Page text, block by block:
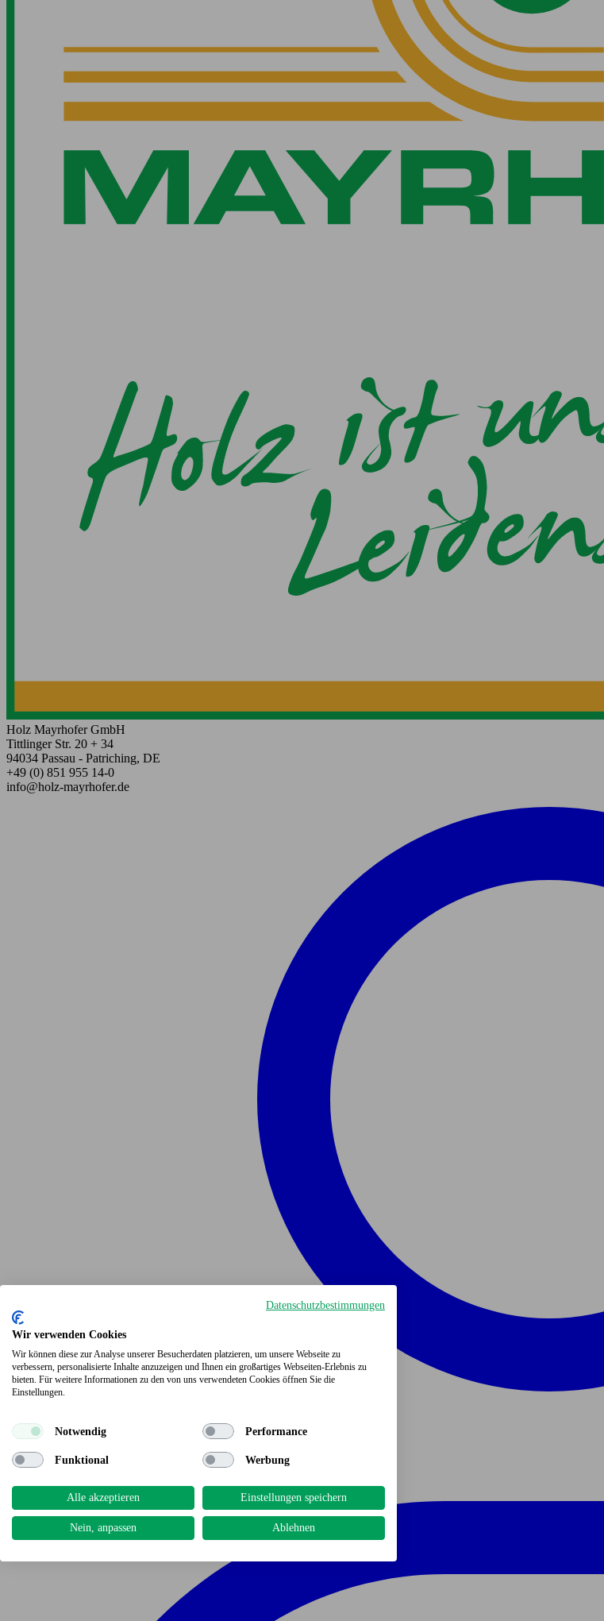
Holz Mayrhofer GmbH
Tittlinger Str. 20 + 34
94034 Passau - Patriching, DE
+49 (0) 851 955 14-0
info@holz-mayrhofer.de
Datenschutzbestimmungen
Wir verwenden Cookies
Wir können diese zur Analyse unserer Besucherdaten platzieren, um unsere Webseite zu
verbessern, personalisierte Inhalte anzuzeigen und Ihnen ein großartiges Webseiten-Erlebnis zu
bieten. Für weitere Informationen zu den von uns verwendeten Cookies öffnen Sie die
Einstellungen.
Notwendig Performance
Funktional Werbung
Alle akzeptieren Einstellungen speichern
Nein, anpassen Ablehnen